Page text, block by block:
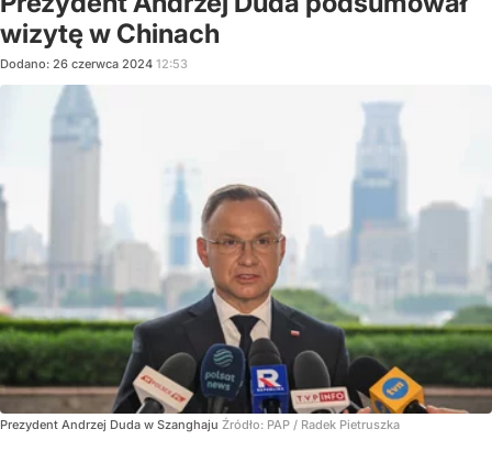
wizytę w Chinach
Dodano: 26 czerwca 2024 12:53
Prezydent Andrzej Duda w Szanghaju Źródło: PAP / Radek Pietruszka